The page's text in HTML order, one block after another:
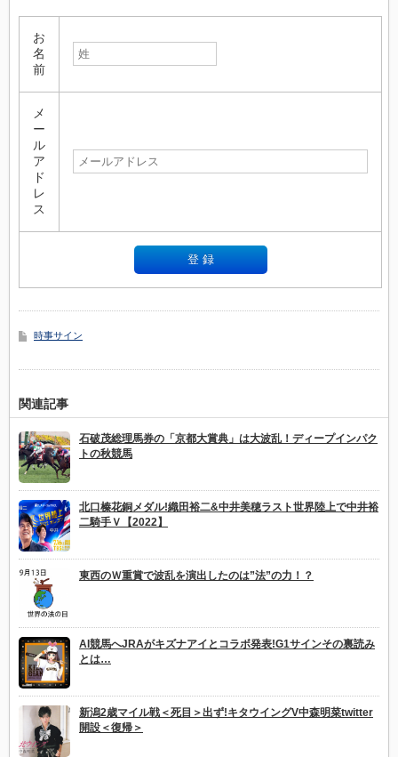
お
名
前
メ
ー
ル
ア
ド
レ
ス
時事サイン
関連記事
石破茂総理馬券の「京都大賞典」は大波乱！ディープインパク
トの秋競馬
北口榛花銅メダル!織田裕二&中井美穂ラスト世界陸上で中井裕
二騎手Ｖ【2022】
東西のＷ重賞で波乱を演出したのは”法”の力！？
AI競馬へJRAがキズナアイとコラボ発表!G1サインその裏読み
とは…
新潟2歳マイル戦＜死目＞出ず!キタウイングV中森明菜twitter
開設＜復帰＞